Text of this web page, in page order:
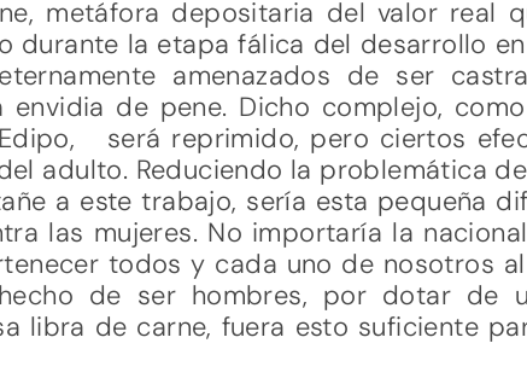
metáfora depositaria del valor real
durante la etapa fálica del desarrollo
amenazados de ser
de pene. Dicho complejo,
será reprimido, pero ciertos
adulto. Reduciendo la problemática
a este trabajo, sería esta pequeña
las mujeres. No importaría la
todos y cada uno de nosotros
de ser hombres, por dotar de
libra de carne, fuera esto suficiente